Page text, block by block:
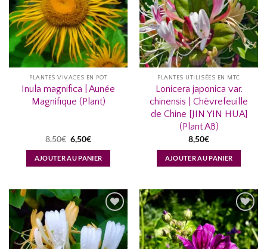
LISTE
D’ENVIES...
PLANTES VIVACES EN POT
Inula magnifica | Aunée
Magnifique (Plant)
8,50€ Le
prix
initial
était :
8,50€.
6,50€Le
actuel
est :
6,50€.
AJOUTER AU PANIER
LISTE
D’ENVIES...
PLANTES UTILISÉES EN MTC
Lonicera japonica var.
chinensis | Chèvrefeuille
de Chine [JIN YIN HUA]
(Plant AB)
8,50€
AJOUTER AU PANIER
AJOUTER
À MA
LISTE
AJOUTER
À MA
LISTE